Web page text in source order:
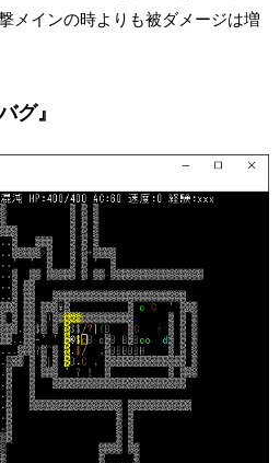
メインの時よりも被ダメージは増
グ』